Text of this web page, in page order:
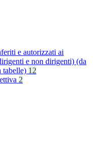
e autorizzati ai
e non dirigenti) (da
tabelle) 12
2